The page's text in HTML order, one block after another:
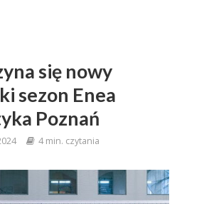
się nowy
sezon Enea
Poznań
4 min. czytania